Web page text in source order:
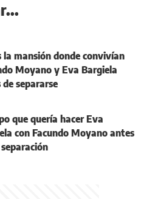
la mansión donde convivían
Moyano y Eva Bargiela
separarse
que quería hacer Eva
con Facundo Moyano antes